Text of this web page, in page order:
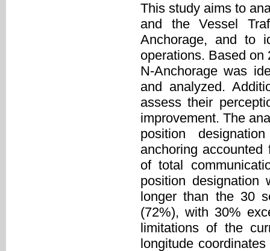
This study aims to
and the Vessel
Anchorage, and to
operations. Based
N-Anchorage was
and analyzed.
assess their
improvement. The
position
anchoring
of total
position designation
longer than the 30
(72%), with 30%
limitations of the
longitude